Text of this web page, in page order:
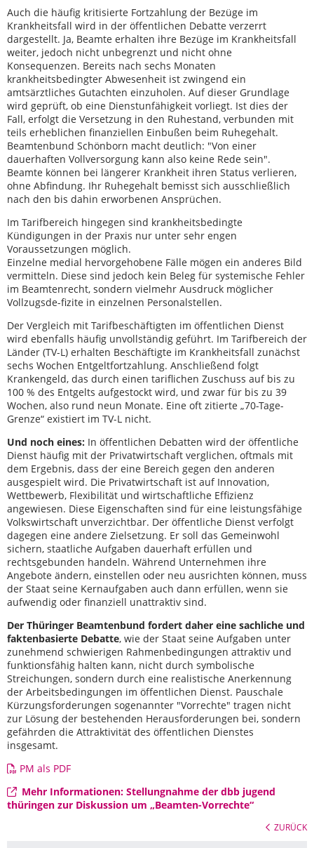
Auch die häufig kritisierte Fortzahlung der Bezüge im
Krankheitsfall wird in der öffentlichen Debatte verzerrt
dargestellt. Ja, Beamte erhalten ihre Bezüge im Krankheitsfall
weiter, jedoch nicht unbegrenzt und nicht ohne
Konsequenzen. Bereits nach sechs Monaten
krankheitsbedingter Abwesenheit ist zwingend ein
amtsärztliches Gutachten einzuholen. Auf dieser Grundlage
wird geprüft, ob eine Dienstunfähigkeit vorliegt. Ist dies der
Fall, erfolgt die Versetzung in den Ruhestand, verbunden mit
teils erheblichen finanziellen Einbußen beim Ruhegehalt.
Beamtenbund Schönborn macht deutlich: "Von einer
dauerhaften Vollversorgung kann also keine Rede sein".
Beamte können bei längerer Krankheit ihren Status verlieren,
ohne Abfindung. Ihr Ruhegehalt bemisst sich ausschließlich
nach den bis dahin erworbenen Ansprüchen.
Im Tarifbereich hingegen sind krankheitsbedingte
Kündigungen in der Praxis nur unter sehr engen
Voraussetzungen möglich.
Einzelne medial hervorgehobene Fälle mögen ein anderes Bild
vermitteln. Diese sind jedoch kein Beleg für systemische Fehler
im Beamtenrecht, sondern vielmehr Ausdruck möglicher
Vollzugsde-fizite in einzelnen Personalstellen.
Der Vergleich mit Tarifbeschäftigten im öffentlichen Dienst
wird ebenfalls häufig unvollständig geführt. Im Tarifbereich der
Länder (TV-L) erhalten Beschäftigte im Krankheitsfall zunächst
sechs Wochen Entgeltfortzahlung. Anschließend folgt
Krankengeld, das durch einen tariflichen Zuschuss auf bis zu
100 % des Entgelts aufgestockt wird, und zwar für bis zu 39
Wochen, also rund neun Monate. Eine oft zitierte „70-Tage-
Grenze“ existiert im TV-L nicht.
Und noch eines: In öffentlichen Debatten wird der öffentliche
Dienst häufig mit der Privatwirtschaft verglichen, oftmals mit
dem Ergebnis, dass der eine Bereich gegen den anderen
ausgespielt wird. Die Privatwirtschaft ist auf Innovation,
Wettbewerb, Flexibilität und wirtschaftliche Effizienz
angewiesen. Diese Eigenschaften sind für eine leistungsfähige
Volkswirtschaft unverzichtbar. Der öffentliche Dienst verfolgt
dagegen eine andere Zielsetzung. Er soll das Gemeinwohl
sichern, staatliche Aufgaben dauerhaft erfüllen und
rechtsgebunden handeln. Während Unternehmen ihre
Angebote ändern, einstellen oder neu ausrichten können, muss
der Staat seine Kernaufgaben auch dann erfüllen, wenn sie
aufwendig oder finanziell unattraktiv sind.
Der Thüringer Beamtenbund fordert daher eine sachliche und
faktenbasierte Debatte, wie der Staat seine Aufgaben unter
zunehmend schwierigen Rahmenbedingungen attraktiv und
funktionsfähig halten kann, nicht durch symbolische
Streichungen, sondern durch eine realistische Anerkennung
der Arbeitsbedingungen im öffentlichen Dienst. Pauschale
Kürzungsforderungen sogenannter "Vorrechte" tragen nicht
zur Lösung der bestehenden Herausforderungen bei, sondern
gefährden die Attraktivität des öffentlichen Dienstes
insgesamt.
PM als PDF
Mehr Informationen: Stellungnahme der dbb jugend
thüringen zur Diskussion um „Beamten-Vorrechte“
ZURÜCK